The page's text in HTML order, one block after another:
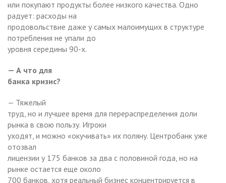
или покупают продукты более низкого качества. Одно
радует: расходы на
продовольствие даже у самых малоимущих в структуре
потребления не упали до
уровня середины 90-х.
— А что для
банка кризис?
— Тяжелый
труд, но и лучшее время для перераспределения доли
рынка в свою пользу. Игроки
уходят, и можно «окучивать» их поляну. Центробанк уже
отозвал
лицензии у 175 банков за два с половиной года, но на
рынке остается еще около
700 банков, хотя реальный бизнес концентрируется в